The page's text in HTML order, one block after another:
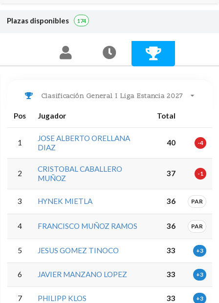
Plazas disponibles 174
Clasificación General I Liga Estancia 2027
Pos Jugador Total
1
JOSE ALBERTO ORELLANA
DIAZ
40 -4
2
CRISTOBAL CABALLERO
MUÑOZ
37 -1
3 HYNEK MIETLA 36 PAR
4 FRANCISCO MUÑOZ RAMOS 36 PAR
5 JESUS GOMEZ TINOCO 33 +3
6 JAVIER MANZANO LOPEZ 33 +3
7 PHILIPP KLOS 33 +3